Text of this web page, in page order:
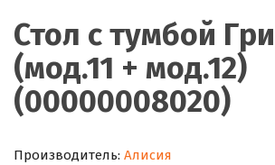
Стол с тумбой
(мод.11 + мод.12)
(00000008020)
Производитель: Алисия